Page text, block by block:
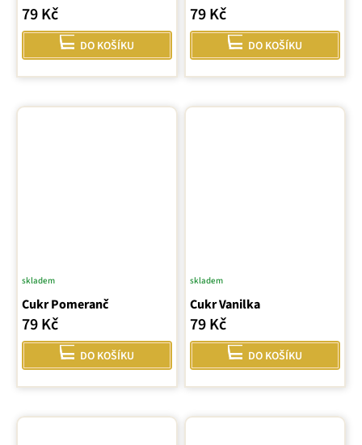
79 Kč
DO KOŠÍKU
79 Kč
DO KOŠÍKU
Cukr Pomeranč
skladem
79 Kč
DO KOŠÍKU
Cukr Vanilka
skladem
79 Kč
DO KOŠÍKU